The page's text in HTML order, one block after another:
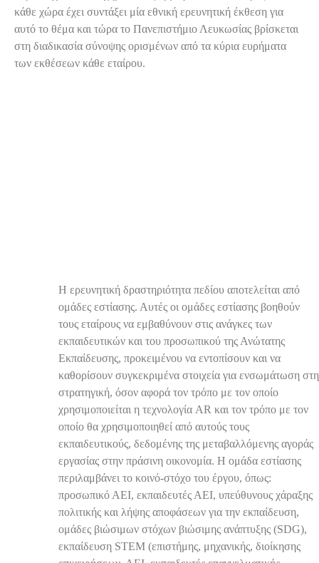
κάθε χώρα έχει συντάξει μία εθνική ερευνητική έκθεση για
αυτό το θέμα και τώρα το Πανεπιστήμιο Λευκωσίας βρίσκεται
στη διαδικασία σύνοψης ορισμένων από τα κύρια ευρήματα
των εκθέσεων κάθε εταίρου.
Ομάδες
Εστίασης
Η ερευνητική δραστηριότητα πεδίου αποτελείται από
ομάδες εστίασης. Αυτές οι ομάδες εστίασης βοηθούν
τους εταίρους να εμβαθύνουν στις ανάγκες των
εκπαιδευτικών και του προσωπικού της Ανώτατης
Εκπαίδευσης, προκειμένου να εντοπίσουν και να
καθορίσουν συγκεκριμένα στοιχεία για ενσωμάτωση στη
στρατηγική, όσον αφορά τον τρόπο με τον οποίο
χρησιμοποιείται η τεχνολογία AR και τον τρόπο με τον
οποίο θα χρησιμοποιηθεί από αυτούς τους
εκπαιδευτικούς, δεδομένης της μεταβαλλόμενης αγοράς
εργασίας στην πράσινη οικονομία. Η ομάδα εστίασης
περιλαμβάνει το κοινό-στόχο του έργου, όπως:
προσωπικό ΑΕΙ, εκπαιδευτές ΑΕΙ, υπεύθυνους χάραξης
πολιτικής και λήψης αποφάσεων για την εκπαίδευση,
ομάδες βιώσιμων στόχων βιώσιμης ανάπτυξης (SDG),
εκπαίδευση STEM (επιστήμης, μηχανικής, διοίκησης